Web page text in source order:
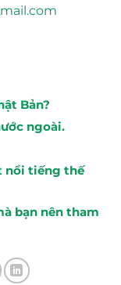
Bản?
ngoài.
nổi tiếng thế
bạn nên tham